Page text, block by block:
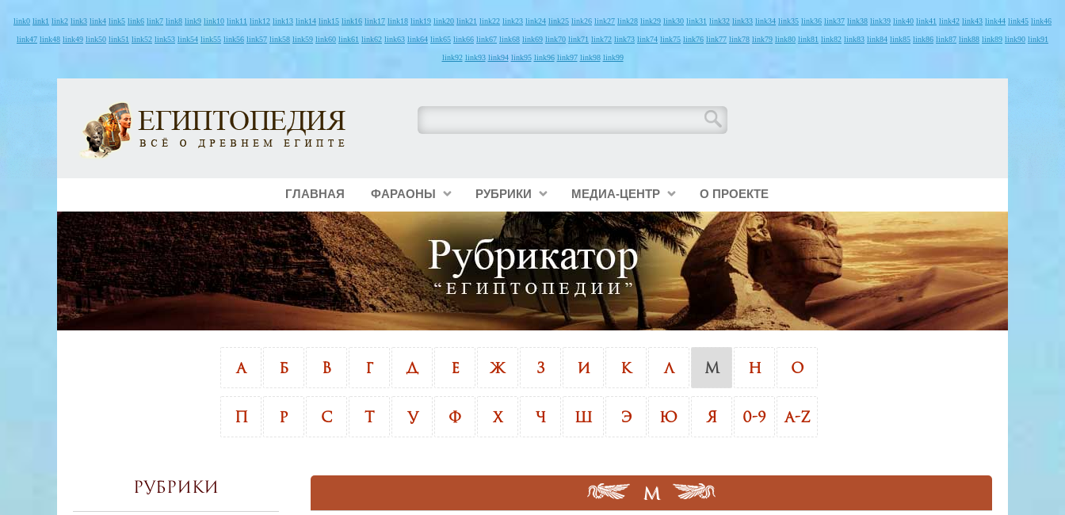
link0 link1 link2 link3 link4 link5 link6 link7 link8 link9 link10 link11 link12 link13 link14 link15 link16 link17 link18 link19 link20 link21 link22 link23 link24 link25 link26 link27 link28 link29 link30 link31 link32 link33 link34 link35 link36 link37 link38 link39 link40 link41 link42 link43 link44 link45 link46
link47 link48 link49 link50 link51 link52 link53 link54 link55 link56 link57 link58 link59 link60 link61 link62 link63 link64 link65 link66 link67 link68 link69 link70 link71 link72 link73 link74 link75 link76 link77 link78 link79 link80 link81 link82 link83 link84 link85 link86 link87 link88 link89 link90 link91
link92 link93 link94 link95 link96 link97 link98 link99
ГЛАВНАЯ ФАРАОНЫ РУБРИКИ МЕДИА-ЦЕНТР О ПРОЕКТЕ
А Б В Г Д Е Ж З И К Л М Н О
Р С У Ф Х Ч Э Ю Я 0-9 A-Z
М
Рубрики